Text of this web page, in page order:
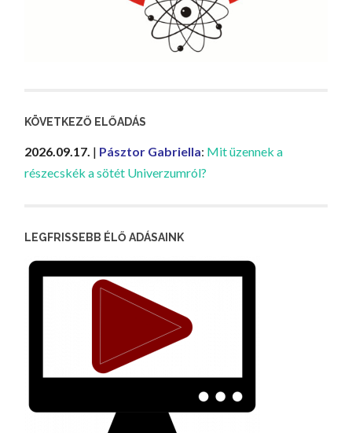
KÖVETKEZŐ ELŐADÁS
2026.09.17. | Pásztor Gabriella: Mit üzennek a
részecskék a sötét Univerzumról?
LEGFRISSEBB ÉLŐ ADÁSAINK